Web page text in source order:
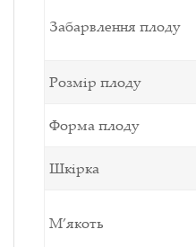
Забарвлення плоду
Розмір плоду
Форма плоду
Шкірка
М’якоть